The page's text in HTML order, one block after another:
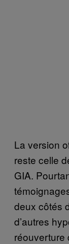
La version
reste celle
GIA.
deux côtés
d’autres
réouverture